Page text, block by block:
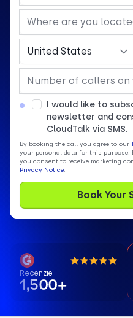
I would like to
newsletter and
CloudTalk via SMS.
By booking the call you agree to our
your personal data for this purpose.
you consent to receive marketing
Privacy Notice.
Recenzie
1,500+